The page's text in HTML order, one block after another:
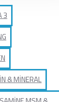
3
& MİNERAL